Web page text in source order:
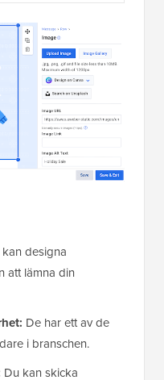
designa
att lämna din
De har ett av de
i branschen.
Du kan skicka